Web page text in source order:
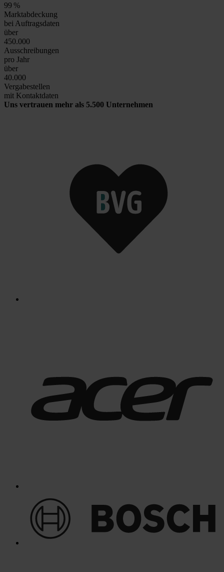
99 %
Marktabdeckung
bei Auftragsdaten
über
450.000
Ausschreibungen
pro Jahr
über
40.000
Vergabestellen
mit Kontaktdaten
Uns vertrauen mehr als 5.500 Unternehmen